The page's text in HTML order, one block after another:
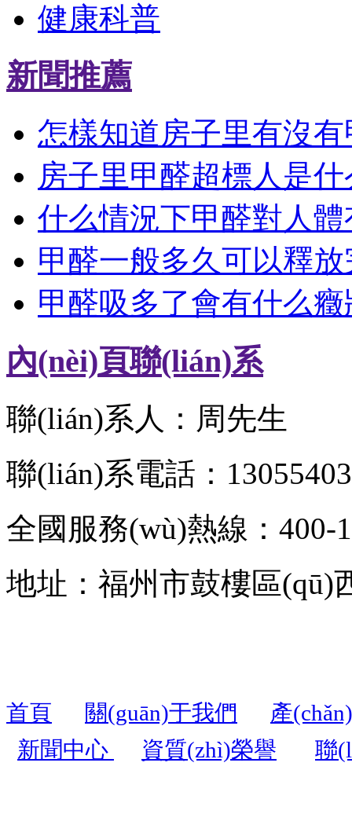
健康科普
新聞推薦
怎樣知道房子里有沒有
房子里甲醛超標人是
什么情況下甲醛對人體
甲醛一般多久可以釋放
甲醛吸多了會有什么
內(nèi)頁聯(lián)系
聯(lián)系人：周先生
聯(lián)系電話：
全國服務(wù)熱線：400-
地址：福州市鼓樓區(qū)
首頁 關(guān)于我們
產
新聞中心
資質(zhì)榮譽 聯